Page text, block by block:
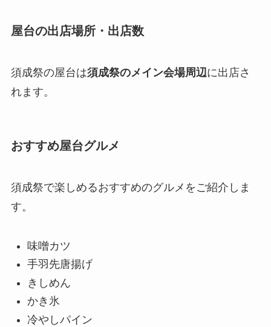
屋台の出店場所・出店数
須成祭の屋台は須成祭のメイン会場周辺に出店さ
れます。
おすすめ屋台グルメ
須成祭で楽しめるおすすめのグルメをご紹介しま
す。
味噌カツ
手羽先唐揚げ
きしめん
かき氷
冷やしパイン